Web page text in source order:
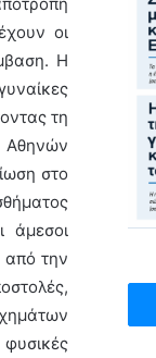
οι
Η
τη
Αθηνών
στο
άμεσοι
από την